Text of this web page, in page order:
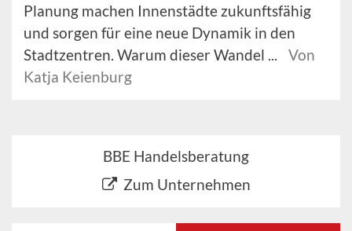
Planung machen Innenstädte zukunftsfähig
und sorgen für eine neue Dynamik in den
Stadtzentren. Warum dieser Wandel ...
Von
Katja Keienburg
BBE Handelsberatung
Zum Unternehmen